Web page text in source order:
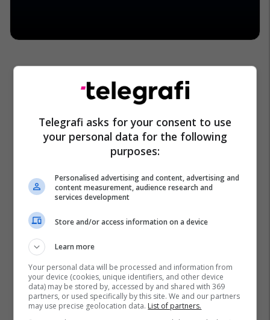
Telegrafi asks for your consent to use
your personal data for the following
purposes:
Personalised advertising and content, advertising and
content measurement, audience research and
services development
Store and/or access information on a device
Learn more
Your personal data will be processed and information from
your device (cookies, unique identifiers, and other device
data) may be stored by, accessed by and shared with 369
partners, or used specifically by this site. We and our partners
may use precise geolocation data. List of partners.